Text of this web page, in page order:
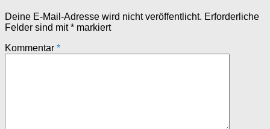
Deine E-Mail-Adresse wird nicht veröffentlicht. Erforderliche
Felder sind mit* markiert
Kommentar *